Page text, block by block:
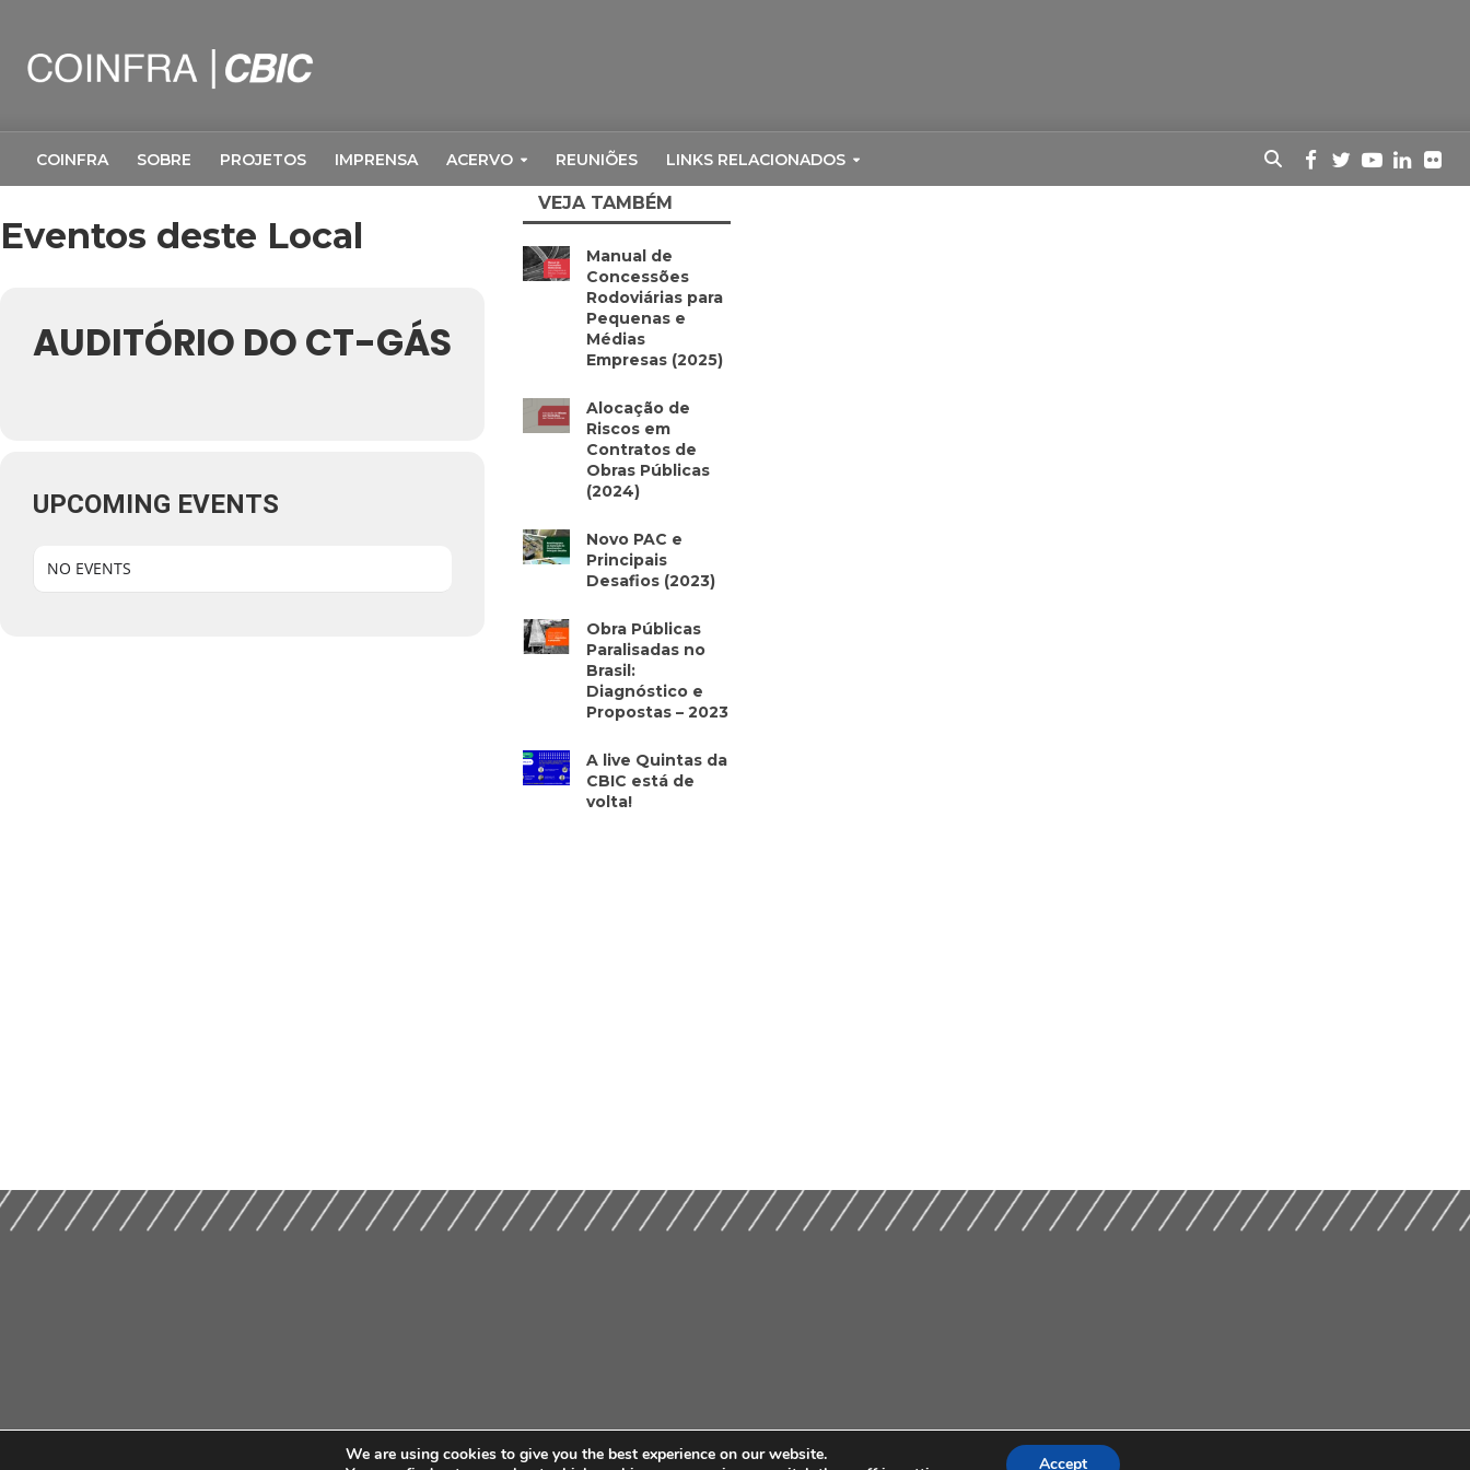
COINFRA SOBRE PROJETOS IMPRENSA ACERVO REUNIÕES LINKS RELACIONADOS
Eventos deste Local
AUDITÓRIO DO CT-GÁS
UPCOMING EVENTS
NO EVENTS
VEJA TAMBÉM
Manual de
Concessões
Rodoviárias para
Pequenas e
Médias
Empresas (2025)
Alocação de
Riscos em
Contratos de
Obras Públicas
(2024)
Novo PAC e
Principais
Desafios (2023)
Obra Públicas
Paralisadas no
Brasil:
Diagnóstico e
Propostas – 2023
A live Quintas da
CBIC está de
volta!
We are using cookies to give you the best experience on our website.
Accept